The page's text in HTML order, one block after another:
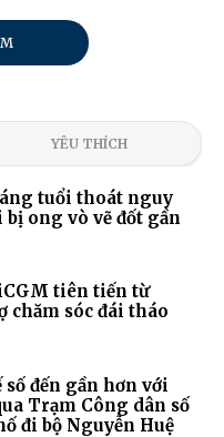
YÊU THÍCH
tuổi thoát nguy
ong vò vẽ đốt gần
tiên tiến từ
chăm sóc đái tháo
đến gần hơn với
Trạm Công dân số
đi bộ Nguyễn Huệ